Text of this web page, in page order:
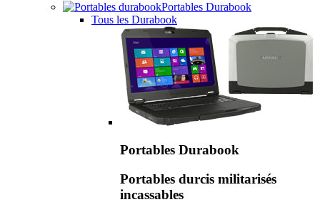
Portables Durabook
Tous les Durabook
Portables Durabook
Portables durcis militarisés
incassables